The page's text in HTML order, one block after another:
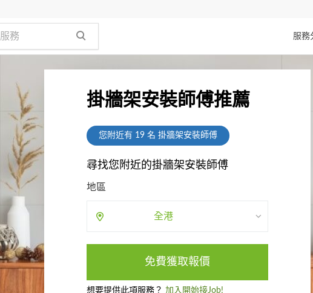
服務
掛牆架安裝師傅推薦
您附近有 19名 掛牆架安裝師傅
尋找您附近的掛牆架安裝師傅
地區
全港
免費獲取報價
想要提供此項服務？ 加入開始接Job!